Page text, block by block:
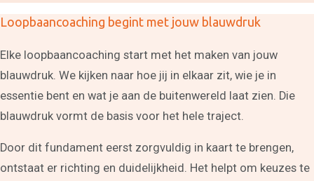
Loopbaancoaching begint met jouw blauwdruk
Elke loopbaancoaching start met het maken van jouw
blauwdruk. We kijken naar hoe jij in elkaar zit, wie je in
essentie bent en wat je aan de buitenwereld laat zien. Die
blauwdruk vormt de basis voor het hele traject.
Door dit fundament eerst zorgvuldig in kaart te brengen,
ontstaat er richting en duidelijkheid. Het helpt om keuzes te